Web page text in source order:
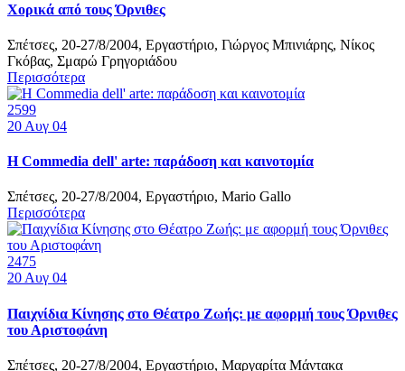
Χορικά από τους Όρνιθες
Σπέτσες, 20-27/8/2004, Εργαστήριο, Γιώργος Μπινιάρης, Νίκος
Γκόβας, Σμαρώ Γρηγοριάδου
Περισσότερα
2599
20 Αυγ 04
Η Commedia dell' arte: παράδοση και καινοτομία
Σπέτσες, 20-27/8/2004, Εργαστήριο, Mario Gallo
Περισσότερα
2475
20Αυγ 04
Παιχνίδια Κίνησης στο Θέατρο Ζωής: με αφορμή τους Όρνιθες
του Αριστοφάνη
Σπέτσες, 20-27/8/2004, Εργαστήριο, Μαργαρίτα Μάντακα